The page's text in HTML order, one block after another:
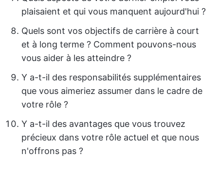
plaisaient et qui vous manquent aujourd'hui ?
Quels sont vos objectifs de carrière à court
et à long terme ? Comment pouvons-nous
vous aider à les atteindre ?
Y a-t-il des responsabilités supplémentaires
que vous aimeriez assumer dans le cadre de
votre rôle ?
Y a-t-il des avantages que vous trouvez
précieux dans votre rôle actuel et que nous
n'offrons pas ?